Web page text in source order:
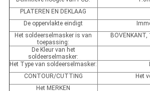
PLATEREN EN DEKLAAG
De oppervlakte eindigt
Het soldeerselmasker is van
toepassing:
De Kleur van het
soldeerselmasker:
Het Type van soldeerselmasker:
CONTOUR/CUTTING
Het
Het MERKEN